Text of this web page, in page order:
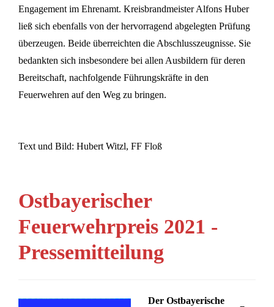
Engagement im Ehrenamt. Kreisbrandmeister Alfons Huber
ließ sich ebenfalls von der hervorragend abgelegten Prüfung
überzeugen. Beide überreichten die Abschlusszeugnisse. Sie
bedankten sich insbesondere bei allen Ausbildern für deren
Bereitschaft, nachfolgende Führungskräfte in den
Feuerwehren auf den Weg zu bringen.
Text und Bild: Hubert Witzl, FF Floß
Ostbayerischer
Feuerwehrpreis 2021 -
Pressemitteilung
Der Ostbayerische